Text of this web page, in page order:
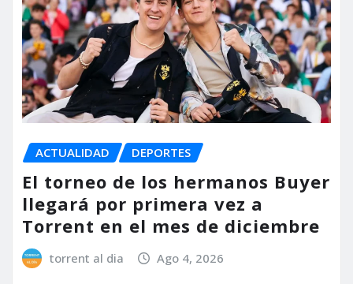
ACTUALIDAD DEPORTES
El torneo de los hermanos Buyer
llegará por primera vez a
Torrent en el mes de diciembre
torrent al dia Ago 4, 2026